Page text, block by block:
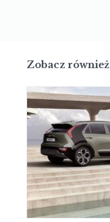
Zobacz również